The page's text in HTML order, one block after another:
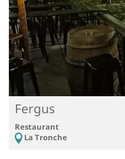
Fergus
Restaurant
La Tronche